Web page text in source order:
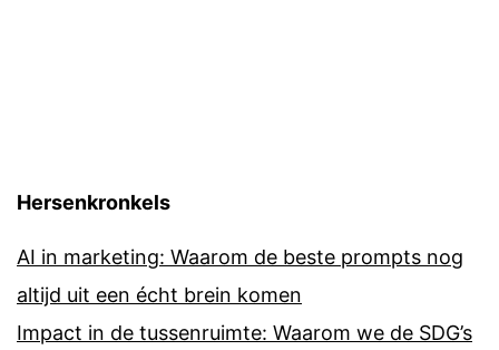
Hersenkronkels
AI in marketing: Waarom de beste prompts nog
altijd uit een écht brein komen
Impact in de tussenruimte: Waarom we de SDG’s